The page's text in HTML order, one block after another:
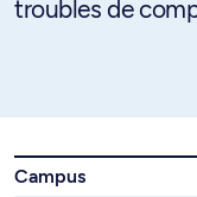
troubles de
Campus